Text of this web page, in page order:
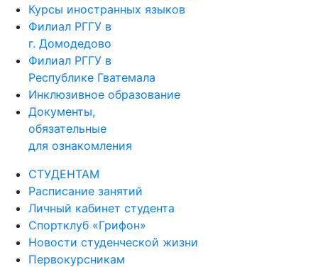
Курсы иностранных языков
Филиал РГГУ в
г. Домодедово
Филиал РГГУ в
Республике Гватемала
Инклюзивное образование
Документы,
обязательные
для ознакомления
СТУДЕНТАМ
Расписание занятий
Личный кабинет студента
Спортклуб «Грифон»
Новости студенческой жизни
Первокурсникам